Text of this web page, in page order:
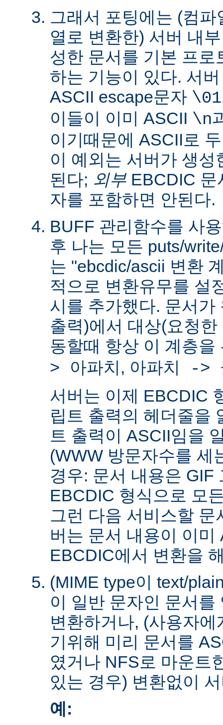
그래서 포팅에는 (컴
열로 변환한) 서버 내
성한 문서를 기본 프로
하는 기능이 있다. 서
ASCII escape문자
이들이 이미 ASCII \n
이기때문에 ASCII로
이 예외는 서버가 생
된다; 외부EBCDIC 문
자를 포함하면 안된다.
BUFF 관리함수를 사
후 나는 모든 puts/
는 "ebcdic/ascii 변환
적으로 변환유무를 설
시를 추가했다. 문서가
출력)에서 대상(요청
동할때 항상 이 계층
> 아파치 , 아파치 ->
서버는 이제 EBCDIC
립트 출력의 헤더줄을
트 출력이 ASCII임을
(WWW 방문자수를 세
경우: 문서 내용은 GIF
EBCDIC 형식으로 모
그런 다음 서비스할 문
버는 문서 내용이 이미
EBCDIC에서 변환을
(MIME type이 text/
이 일반 문자인 문서
변환하거나, (사용자
기위해 미리 문서를
였거나 NFS로 마운트
있는 경우) 변환없이
예: